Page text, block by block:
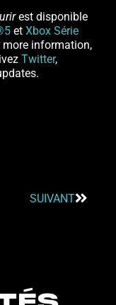
est disponible
et Xbox Série
more information,
Twitter,
SUIVANT